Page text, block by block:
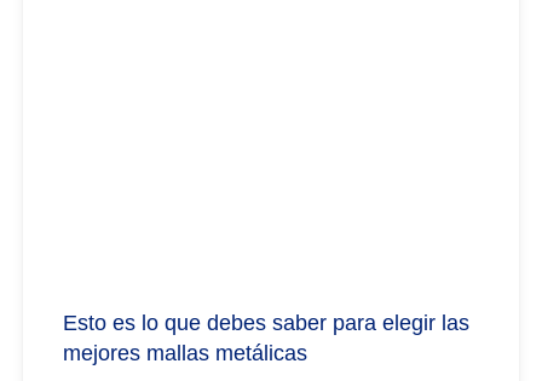
Esto es lo que debes saber para elegir las
mejores mallas metálicas